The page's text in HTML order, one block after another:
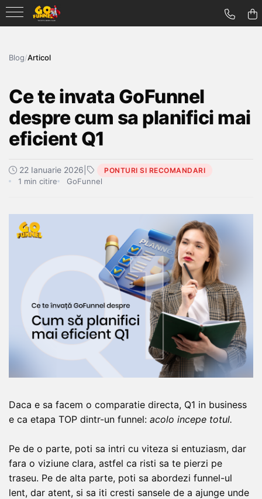
Blog/Articol
Ce te invata GoFunnel
despre cum sa planifici mai
eficient Q1
22 Ianuarie 2026 PONTURI SI RECOMANDARI
1 min citire GoFunnel
Daca e sa facem o comparatie directa, Q1 in business
e ca etapa TOP dintr-un funnel: acolo incepe totul.
Pe de o parte, poti sa intri cu viteza si entuziasm, dar
fara o viziune clara, astfel ca risti sa te pierzi pe
traseu. Pe de alta parte, poti sa abordezi funnel-ul
lent, dar atent, si sa iti cresti sansele de a ajunge unde